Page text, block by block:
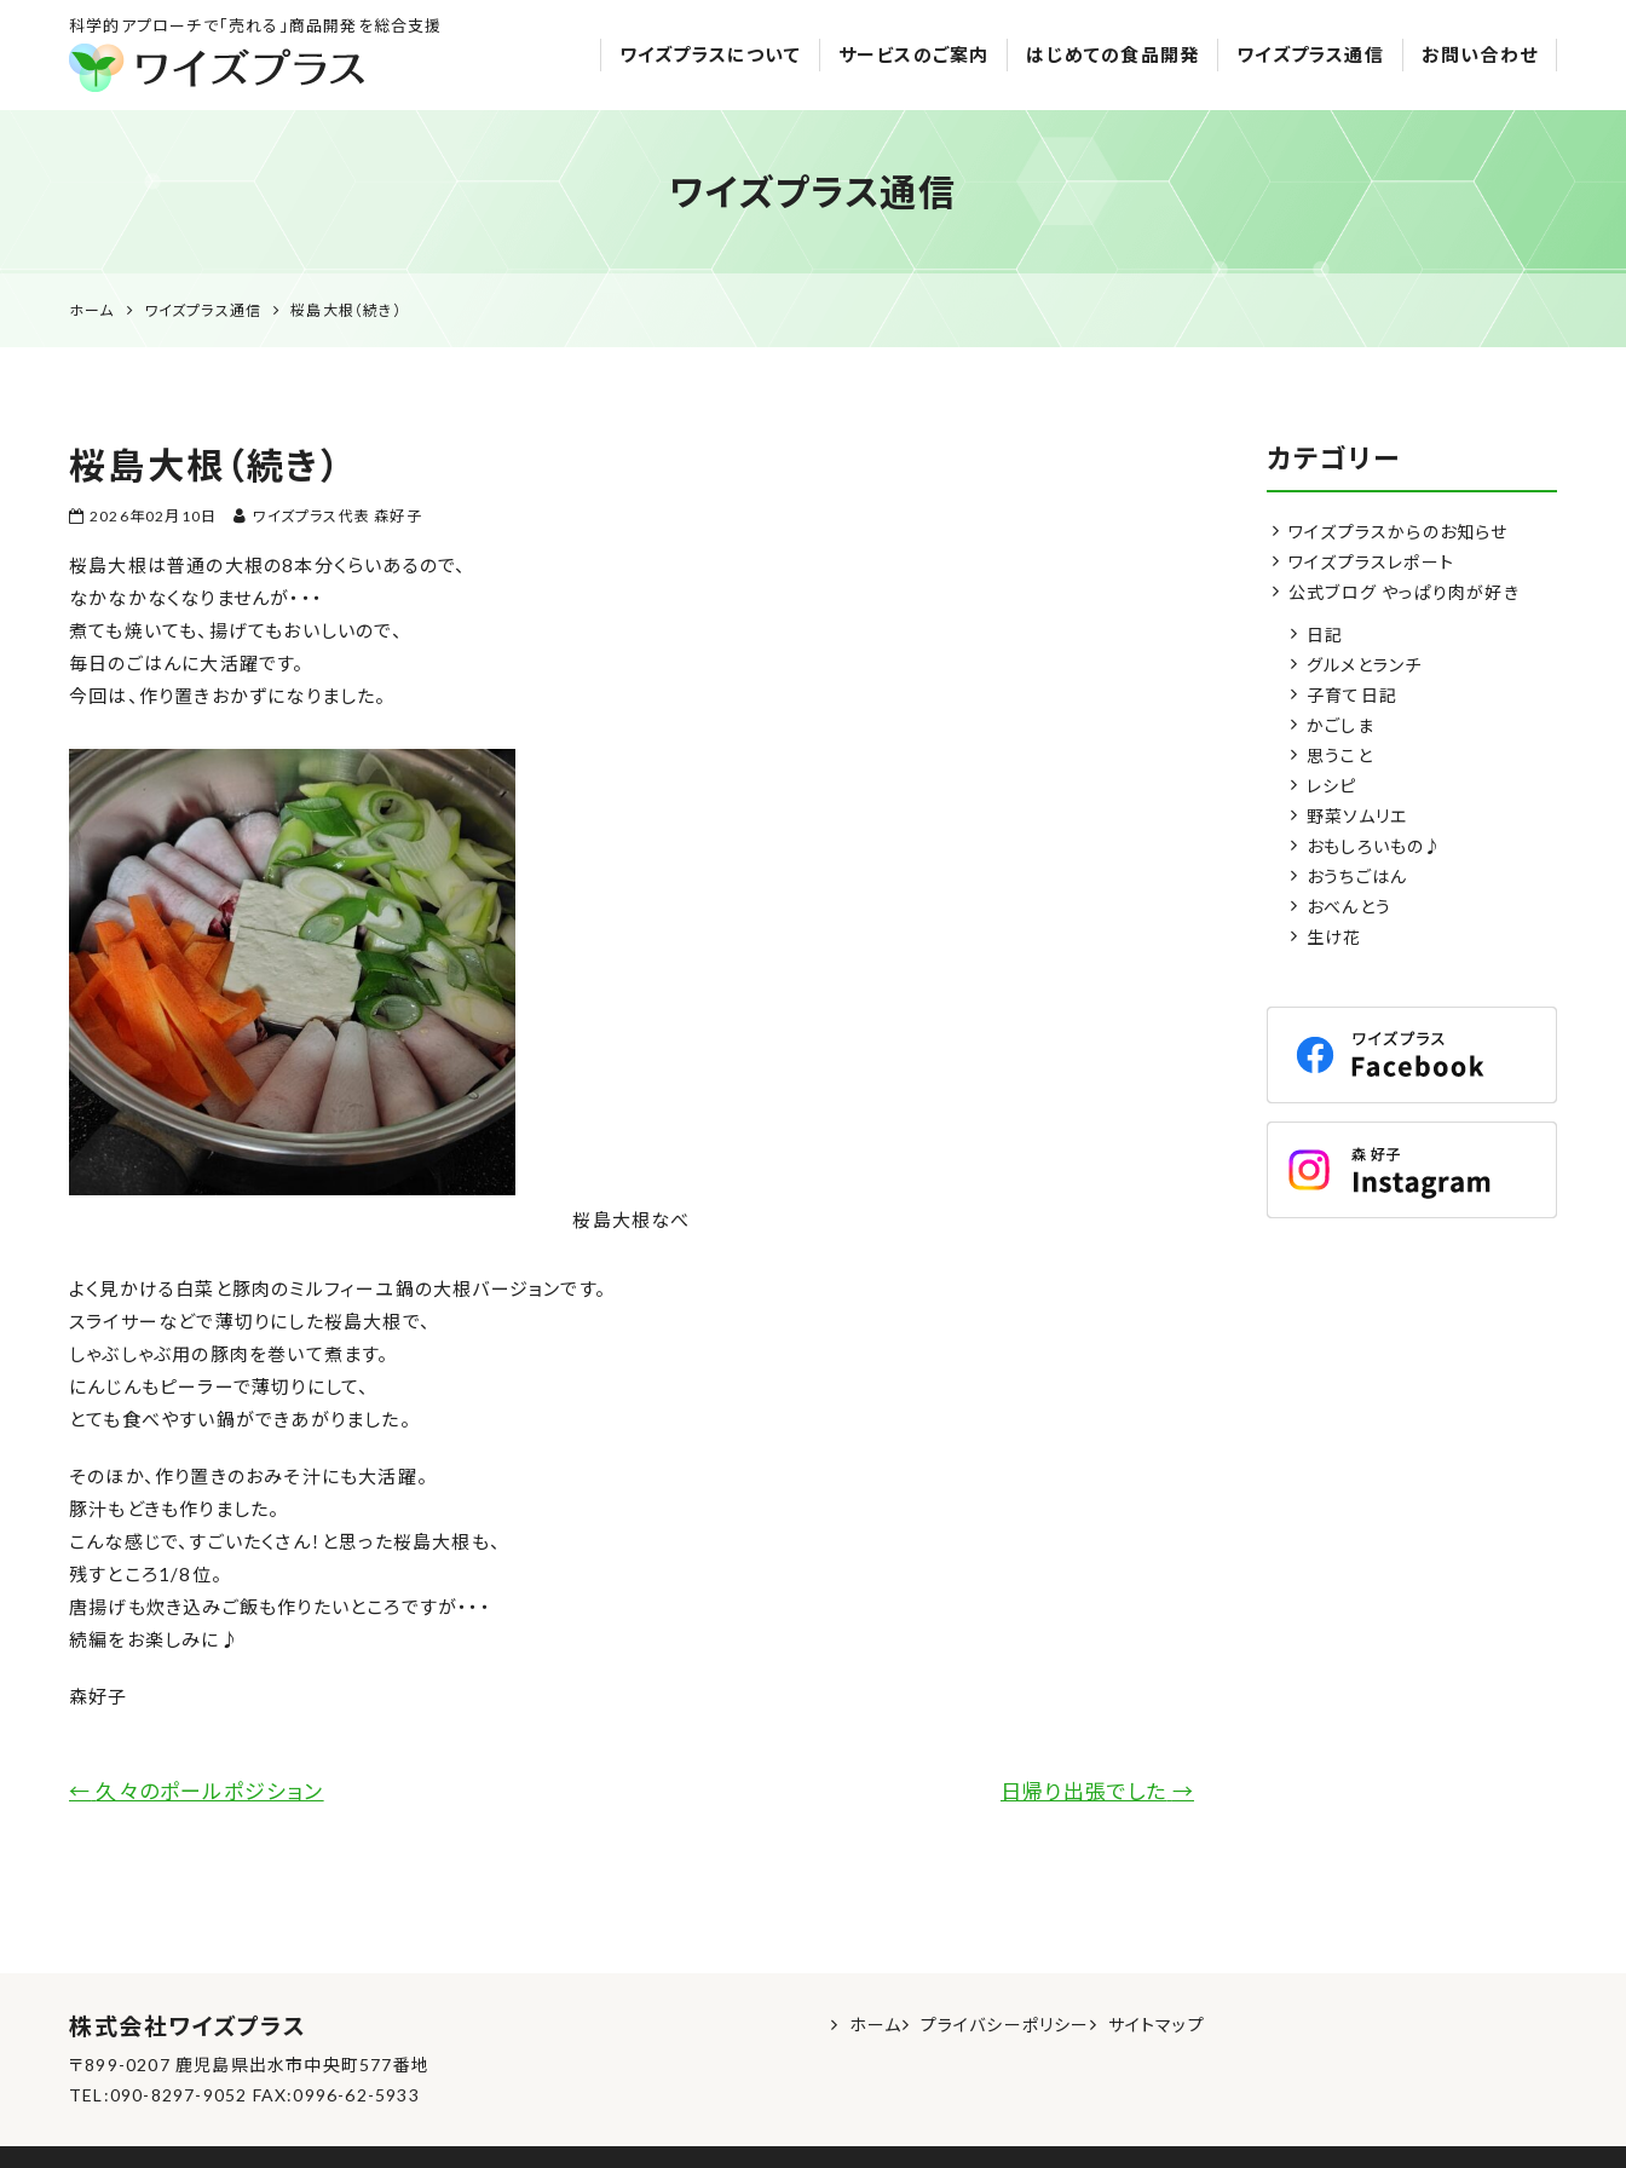
科学的アプローチで「売れる」商品開発を総合支援
HACCP衛生管理・食
品表示の専門コンサル
ワイズプラスについて サービスのご案内 はじめての食品開発 ワイズプラス通信 お問い合わせ
ワイズプラス通信
ホーム ワイズプラス通信 桜島大根（続き）
桜島大根（続き）
2026年02月10日 ワイズプラス代表 森好子
桜島大根は普通の大根の8本分くらいあるので、
なかなかなくなりませんが・・・
煮ても焼いても、揚げてもおいしいので、
毎日のごはんに大活躍です。
今回は、作り置きおかずになりました。
桜島大根なべ
よく見かける白菜と豚肉のミルフィーユ鍋の大根バージョンです。
スライサーなどで薄切りにした桜島大根で、
しゃぶしゃぶ用の豚肉を巻いて煮ます。
にんじんもピーラーで薄切りにして、
とても食べやすい鍋ができあがりました。
そのほか、作り置きのおみそ汁にも大活躍。
豚汁もどきも作りました。
こんな感じで、すごいたくさん！と思った桜島大根も、
残すところ1/8位。
唐揚げも炊き込みご飯も作りたいところですが・・・
続編をお楽しみに♪
森好子
← 久々のポールポジション 日帰り出張でした →
カテゴリー
ワイズプラスからのお知らせ
ワイズプラスレポート
公式ブログ やっぱり肉が好き
日記
グルメとランチ
子育て日記
かごしま
思うこと
レシピ
野菜ソムリエ
おもしろいもの♪
おうちごはん
おべんとう
生け花
株式会社ワイズプラス
〒899-0207 鹿児島県出水市中央町577番地
TEL:090-8297-9052 FAX:0996-62-5933
ホーム プライバシーポリシー サイトマップ